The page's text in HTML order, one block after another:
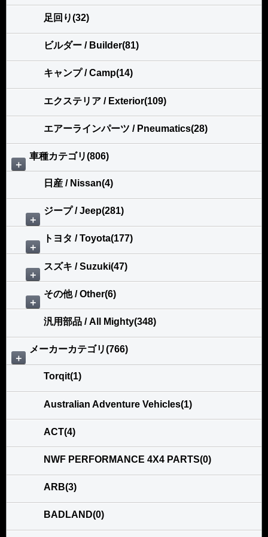
足回り(32)
ビルダー / Builder(81)
キャンプ / Camp(14)
エクステリア / Exterior(109)
エアーラインパーツ / Pneumatics(28)
＋
車種カテゴリ(806)
日産 / Nissan(4)
＋
ジープ / Jeep(281)
＋
トヨタ / Toyota(177)
＋
スズキ / Suzuki(47)
＋
その他 / Other(6)
汎用部品 / All Mighty(348)
＋
メーカーカテゴリ(766)
Torqit(1)
Australian Adventure Vehicles(1)
ACT(4)
NWF PERFORMANCE 4X4 PARTS(0)
ARB(3)
BADLAND(0)